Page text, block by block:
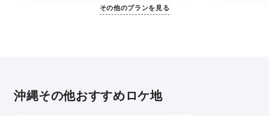
その他のプランを見る
沖縄その他おすすめロケ地